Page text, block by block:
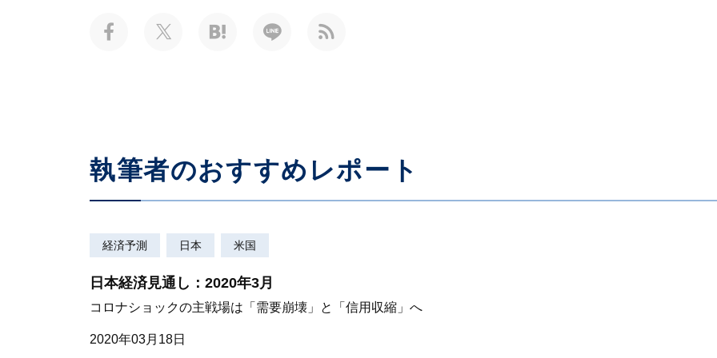
執筆者のおすすめレポート
経済予測 日本 米国
日本経済見通し：2020年3月
コロナショックの主戦場は「需要崩壊」と「信用収縮」へ
2020年03月18日